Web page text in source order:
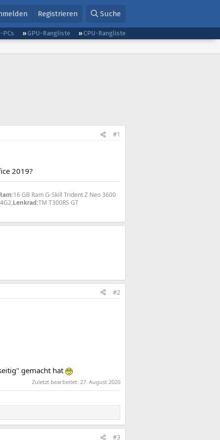
Registrieren Suche
PCs GPU-Rangliste
CPU-Rangliste
#1
2019?
16 GB Ram G-Skill Trident Z Neo 3600
Lenkrad:TM T300RS GT
#2
gemacht hat
Zuletzt bearbeitet: 27. August 2020
#3